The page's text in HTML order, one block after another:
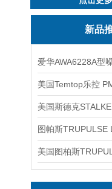
新品
图帕斯TRUPULSE